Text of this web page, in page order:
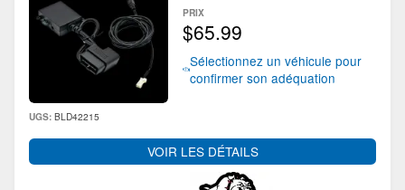
Sélectionnez un véhicule pour
confirmer son adéquation
PRIX
$65.99
UGS: BLD42215
VOIR LES DÉTAILS